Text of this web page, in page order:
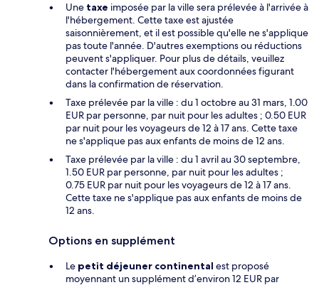
Une taxe imposée par la ville sera prélevée à l'arrivée à
l'hébergement. Cette taxe est ajustée
saisonnièrement, et il est possible qu'elle ne s'applique
pas toute l'année. D'autres exemptions ou réductions
peuvent s'appliquer. Pour plus de détails, veuillez
contacter l'hébergement aux coordonnées figurant
dans la confirmation de réservation.
Taxe prélevée par la ville : du 1 octobre au 31 mars, 1.00
EUR par personne, par nuit pour les adultes ; 0.50 EUR
par nuit pour les voyageurs de 12 à 17 ans. Cette taxe
ne s'applique pas aux enfants de moins de 12 ans.
Taxe prélevée par la ville : du 1 avril au 30 septembre,
1.50 EUR par personne, par nuit pour les adultes ;
0.75 EUR par nuit pour les voyageurs de 12 à 17 ans.
Cette taxe ne s'applique pas aux enfants de moins de
12 ans.
Options en supplément
Le petit déjeuner continental est proposé
moyennant un supplément d’environ 12 EUR par